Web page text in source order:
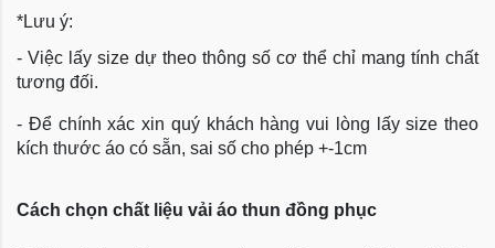
*Lưu ý:
- Việc lấy size dự theo thông số cơ thể chỉ mang tính chất
tương đối.
- Để chính xác xin quý khách hàng vui lòng lấy size theo
kích thước áo có sẵn, sai số cho phép +-1cm
Cách chọn chất liệu vải áo thun đồng phục